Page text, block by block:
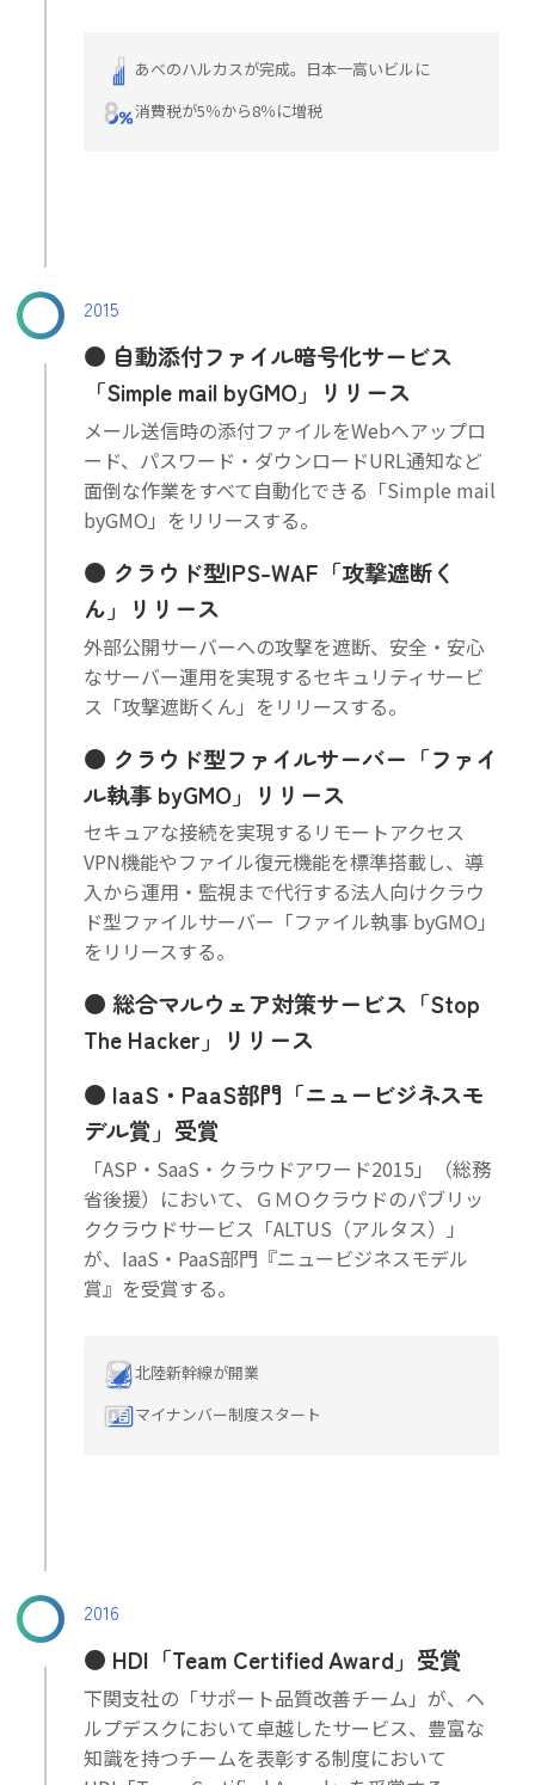
あべのハルカスが完成。日本一高いビルに
消費税が5％から8％に増税
2015
自動添付ファイル暗号化サービス
「Simple mail byGMO」リリース
メール送信時の添付ファイルをWebへアップロ
ード、パスワード・ダウンロードURL通知など
面倒な作業をすべて自動化できる「Simple mail
byGMO」をリリースする。
クラウド型IPS-WAF「攻撃遮断く
ん」リリース
外部公開サーバーへの攻撃を遮断、安全・安心
なサーバー運用を実現するセキュリティサービ
ス「攻撃遮断くん」をリリースする。
クラウド型ファイルサーバー「ファイ
ル執事 byGMO」リリース
セキュアな接続を実現するリモートアクセス
VPN機能やファイル復元機能を標準搭載し、導
入から運用・監視まで代行する法人向けクラウ
ド型ファイルサーバー「ファイル執事 byGMO」
をリリースする。
総合マルウェア対策サービス「Stop
The Hacker」リリース
IaaS・PaaS部門「ニュービジネスモ
デル賞」受賞
「ASP・SaaS・クラウドアワード2015」（総務
省後援）において、ＧＭＯクラウドのパブリッ
ククラウドサービス「ALTUS（アルタス）」
が、IaaS・PaaS部門『ニュービジネスモデル
賞』を受賞する。
北陸新幹線が開業
マイナンバー制度スタート
2016
HDI「Team Certified Award」受賞
下関支社の「サポート品質改善チーム」が、ヘ
ルプデスクにおいて卓越したサービス、豊富な
知識を持つチームを表彰する制度において